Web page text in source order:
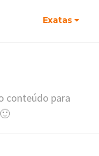
Exatas
conteúdo para